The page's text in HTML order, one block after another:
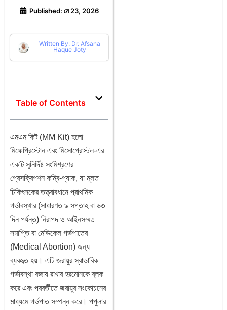
Published: মে 23, 2026
Written By: Dr. Afsana
Haque Joty
Table of Contents
এমএম কিট (MM Kit) হলো
মিফেপ্রিস্টোন এবং মিসোপ্রোস্টল-এর
একটি সুনির্দিষ্ট সংমিশ্রণের
প্রেসক্রিপশন কম্বি-প্যাক, যা মূলত
চিকিৎসকের তত্ত্বাবধানে প্রাথমিক
গর্ভাবস্থার (সাধারণত ৯ সপ্তাহ বা ৬৩
দিন পর্যন্ত) নিরাপদ ও আইনসম্মত
সমাপ্তি বা মেডিকেল গর্ভপাতের
(Medical Abortion) জন্য
ব্যবহৃত হয়। এটি জরায়ুর স্বাভাবিক
গর্ভাবস্থা বজায় রাখার হরমোনকে ব্লক
করে এবং পরবর্তীতে জরায়ুর সংকোচনের
মাধ্যমে গর্ভপাত সম্পন্ন করে। পপুলার